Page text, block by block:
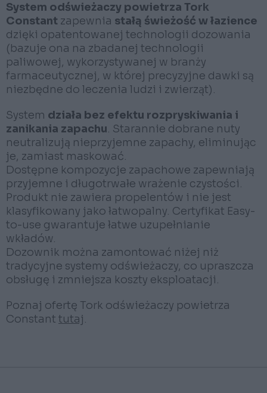
System odświeżaczy powietrza Tork
Constant zapewnia stałą świeżość w łazience
dzięki opatentowanej technologii dozowania
(bazuje ona na zbadanej technologii
paliwowej, wykorzystywanej w branży
farmaceutycznej, w której precyzyjne dawki są
niezbędne do leczenia ludzi i zwierząt).
System działa bez efektu rozpryskiwania i
zanikania zapachu. Starannie dobrane nuty
neutralizują nieprzyjemne zapachy, eliminując
je, zamiast maskować.
Dostępne kompozycje zapachowe zapewniają
przyjemne i długotrwałe wrażenie czystości.
Produkt nie zawiera propelentów i nie jest
klasyfikowany jako łatwopalny. Certyfikat Easy-
to-use gwarantuje łatwe uzupełnianie
wkładów.
Dozownik można zamontować niżej niż
tradycyjne systemy odświeżaczy, co upraszcza
obsługę i zmniejsza koszty eksploatacji.
Poznaj ofertę Tork odświeżaczy powietrza
Constant tutaj.